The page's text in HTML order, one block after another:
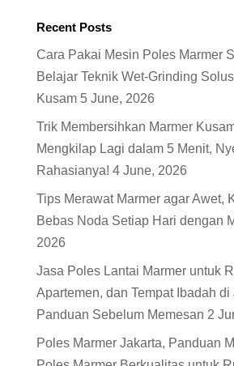
Recent Posts
Cara Pakai Mesin Poles Marmer
Belajar Teknik Wet-Grinding
Kusam 5 June, 2026
Trik Membersihkan Marmer
Mengkilap Lagi dalam 5 Menit,
Rahasianya! 4 June, 2026
Tips Merawat Marmer agar Awet,
Bebas Noda Setiap Hari dengan
2026
Jasa Poles Lantai Marmer untuk
Apartemen, dan Tempat Ibadah
Panduan Sebelum Memesan 2
Poles Marmer Jakarta, Panduan